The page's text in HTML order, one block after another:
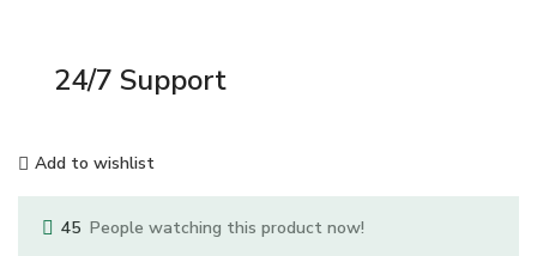
24/7 Support
Add to wishlist
45 People watching this product now!